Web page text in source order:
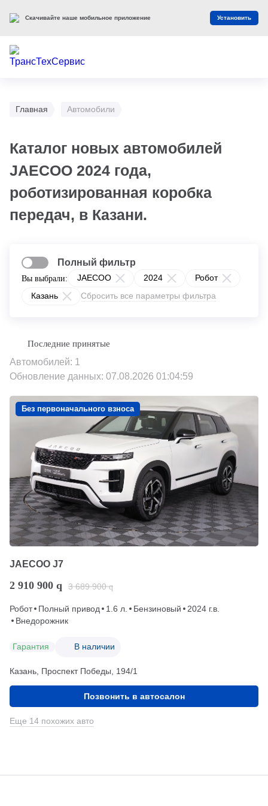
Главная Автомобили
Каталог новых автомобилей
JAECOO 2024 года,
роботизированная коробка
передач, в Казани.
Вы выбрали: JAECOO 2024
Робот
Казань
Сбросить все параметры фильтра
Полный фильтр
Автомобилей: 1
Обновление данных: 07.08.2026 01:04:59
Без первоначального взноса
JAECOO J7
2 910 900 q 3 689 900 q
Робот Полный привод 1.6 л. Бензиновый
2024 г.в.
Внедорожник
Гарантия В наличии
Казань, Проспект Победы, 194/1
Позвонить в автосалон
Еще 14 похожих авто
Скачивайте наше мобильное приложение Установить